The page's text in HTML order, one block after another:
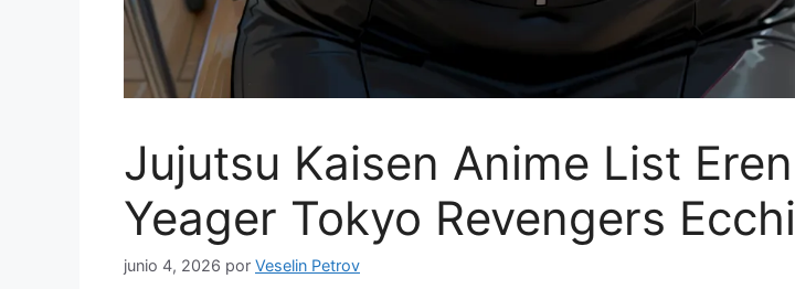
Jujutsu Kaisen Anime List Eren
Yeager Tokyo Revengers Ecchi
junio 4, 2026 por Veselin Petrov